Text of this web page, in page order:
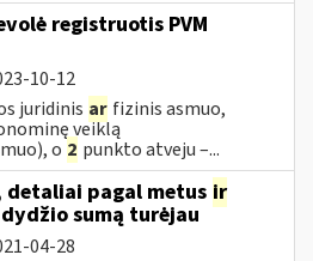
registruotis PVM
10-12
juridinis ar fizinis asmuo,
veiklą
o 2 punkto atveju –...
detaliai pagal metus ir
sumą turėjau
04-28